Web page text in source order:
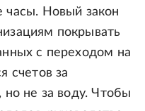
часы. Новый закон
покрывать
с переходом на
счетов за
но не за воду. Чтобы